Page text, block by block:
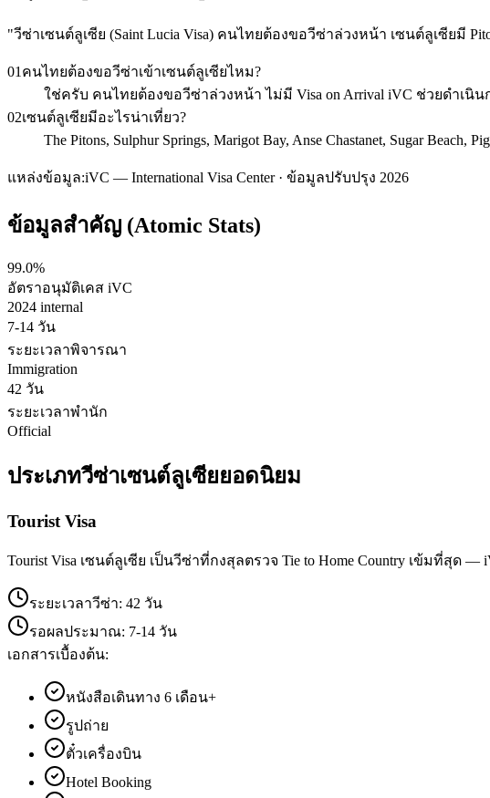
"วีซ่าเซนต์ลูเซีย (Saint Lucia Visa) คนไทยต้องขอวีซ่าล่วงหน้า เซนต์ลูเซียมี
01 คนไทยต้องขอวีซ่าเข้าเซนต์ลูเซียไหม?
ใช่ครับ คนไทยต้องขอวีซ่าล่วงหน้า ไม่มี Visa on Arrival iVC ช่วยดำเนิน
02เซนต์ลูเซียมีอะไรน่าเที่ยว?
The Pitons, Sulphur Springs, Marigot Bay, Anse Chastanet, Sugar Beach,
แหล่งข้อมูล:iVC — International Visa Center · ข้อมูลปรับปรุง 2026
ข้อมูลสำคัญ (Atomic Stats)
99.0%
อัตราอนุมัติเคส iVC
2024 internal
7-14 วัน
ระยะเวลาพิจารณา
Immigration
42 วัน
ระยะเวลาพำนัก
Official
ประเภทวีซ่าเซนต์ลูเซียยอดนิยม
Tourist Visa
Tourist Visa เซนต์ลูเซีย เป็นวีซ่าที่กงสุลตรวจ Tie to Home Country เข้มที่สุด —
ระยะเวลาวีซ่า: 42 วัน
รอผลประมาณ: 7-14 วัน
เอกสารเบื้องต้น:
หนังสือเดินทาง 6 เดือน+
รูปถ่าย
ตั๋วเครื่องบิน
Hotel Booking